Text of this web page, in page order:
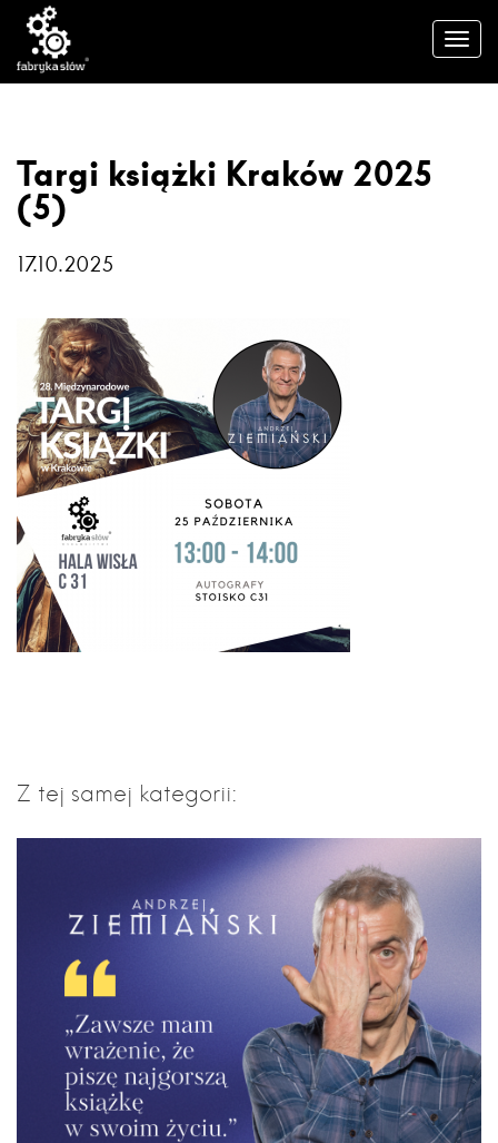
Targi książki Kraków 2025
(5)
17.10.2025
Z tej samej kategorii: